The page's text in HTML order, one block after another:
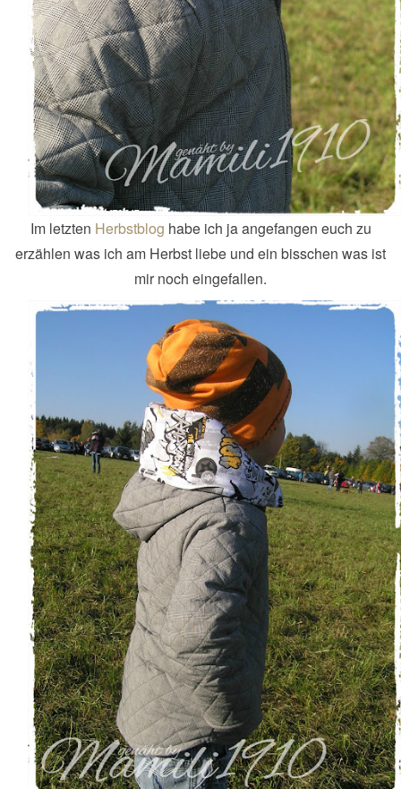
Im letzten Herbstblog habe ich ja angefangen euch zu
erzählen was ich am Herbst liebe und ein bisschen was ist
mir noch eingefallen.